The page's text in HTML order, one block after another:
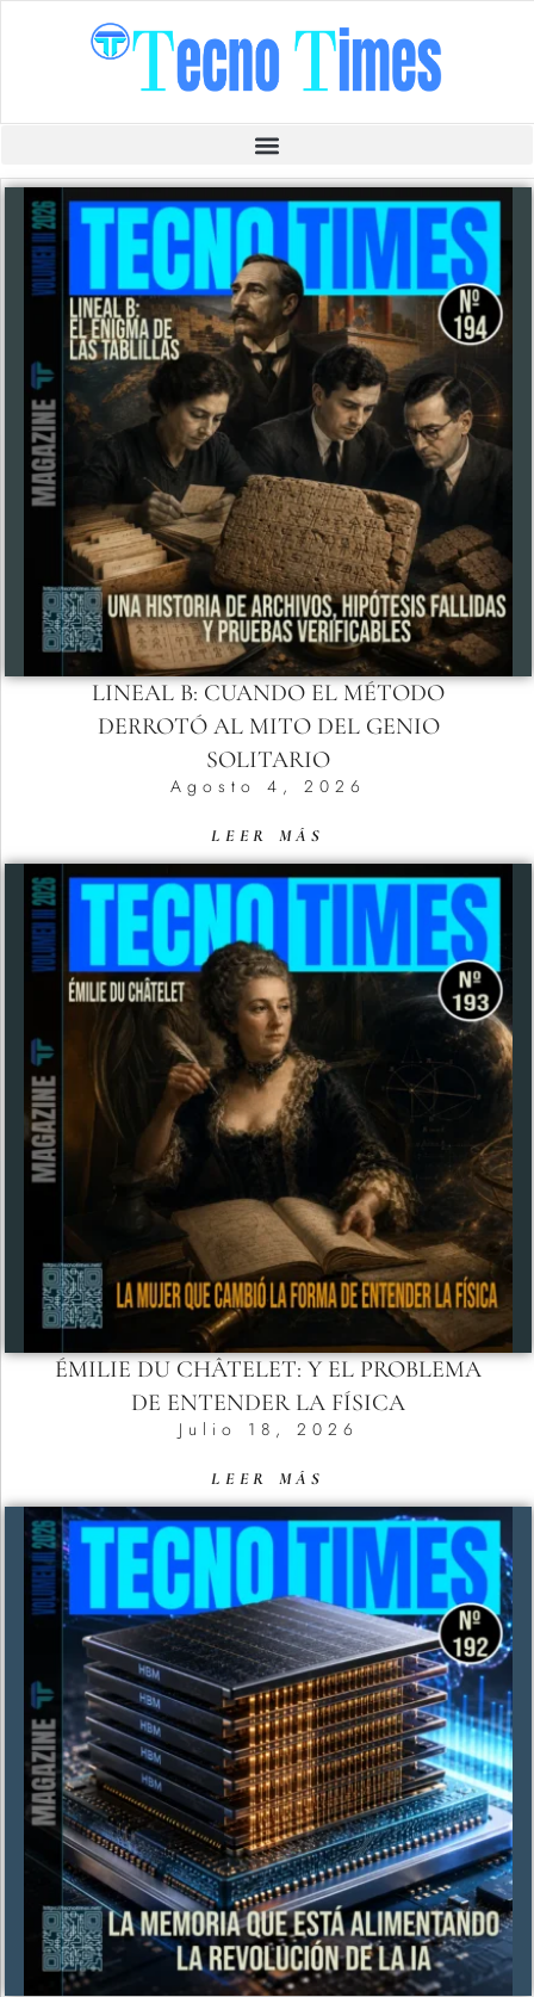
LINEAL B: CUANDO EL MÉTODO
DERROTÓ AL MITO DEL GENIO
SOLITARIO
Agosto 4, 2026
LEER MÁS
ÉMILIE DU CHÂTELET: Y EL PROBLEMA
DE ENTENDER LA FÍSICA
Julio 18, 2026
LEER MÁS